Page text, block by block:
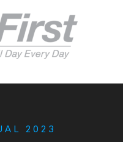
2023